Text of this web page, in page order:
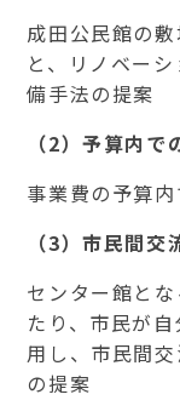
成田公民館の
と、リノベー
備手法の提案
（2）予算内で
事業費の予算
（3）市民間
センター館と
たり、市民が
用し、市民間
の提案